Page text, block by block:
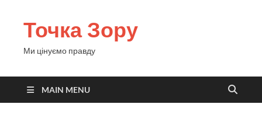
Точка Зору
Ми цінуємо правду
MAIN MENU